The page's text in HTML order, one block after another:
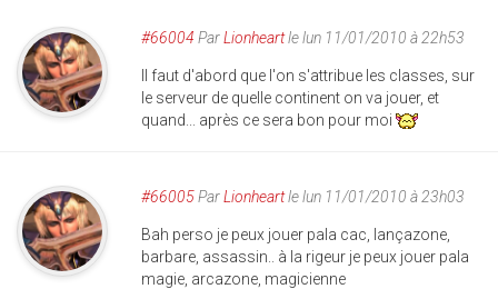
#66004 ParLionheartle lun 11/01/2010 à 22h53
Il faut d'abord que l'on s'attribue les classes, sur
le serveur de quelle continent on va jouer, et
quand... après ce sera bon pour moi
#66005ParLionheartle lun 11/01/2010 à 23h03
Bah perso je peux jouer pala cac, lançazone,
barbare, assassin.. à la rigeur je peux jouer pala
magie, arcazone, magicienne